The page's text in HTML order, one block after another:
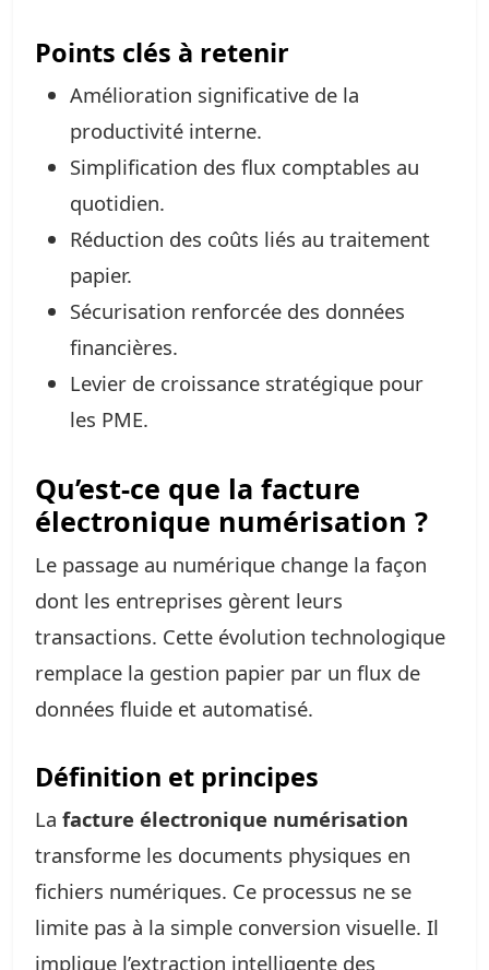
Points clés à retenir
Amélioration significative de la
productivité interne.
Simplification des flux comptables au
quotidien.
Réduction des coûts liés au traitement
papier.
Sécurisation renforcée des données
financières.
Levier de croissance stratégique pour
les PME.
Qu’est-ce que la facture
électronique numérisation ?
Le passage au numérique change la façon
dont les entreprises gèrent leurs
transactions. Cette évolution technologique
remplace la gestion papier par un flux de
données fluide et automatisé.
Définition et principes
La facture électronique numérisation
transforme les documents physiques en
fichiers numériques. Ce processus ne se
limite pas à la simple conversion visuelle. Il
implique l’extraction intelligente des